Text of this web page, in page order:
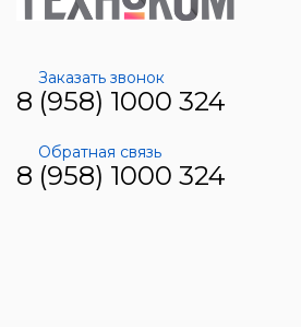
Заказать звонок
8 (958) 1000 324
Обратная связь
8 (958) 1000 324